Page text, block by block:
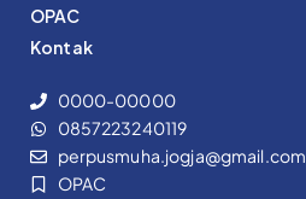
OPAC
Kontak
0000-00000
0857223240119
perpusmuha.jogja@gmail.com
OPAC